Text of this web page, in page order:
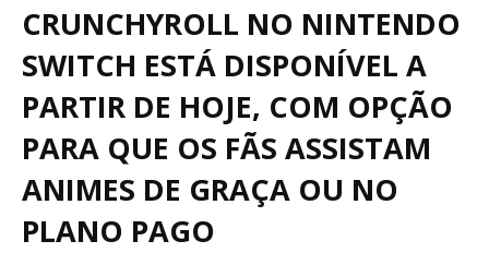
CRUNCHYROLL NO NINTENDO
SWITCH ESTÁ DISPONÍVEL A
PARTIR DE HOJE, COM OPÇÃO
PARA QUE OS FÃS ASSISTAM
ANIMES DE GRAÇA OU NO
PLANO PAGO